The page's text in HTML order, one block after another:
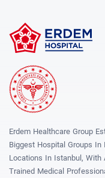
Erdem Healthcare Group
Biggest Hospital Groups
Locations In Istanbul, With
Trained Medical